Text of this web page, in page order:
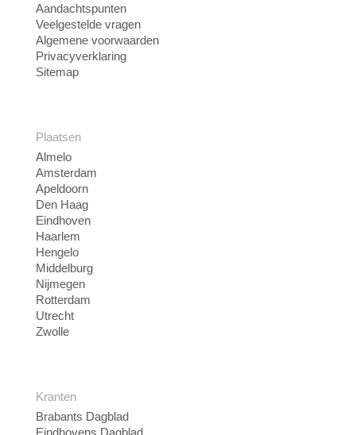
Aandachtspunten
Veelgestelde vragen
Algemene voorwaarden
Privacyverklaring
Sitemap
Plaatsen
Almelo
Amsterdam
Apeldoorn
Den Haag
Eindhoven
Haarlem
Hengelo
Middelburg
Nijmegen
Rotterdam
Utrecht
Zwolle
Kranten
Brabants Dagblad
Eindhovens Dagblad